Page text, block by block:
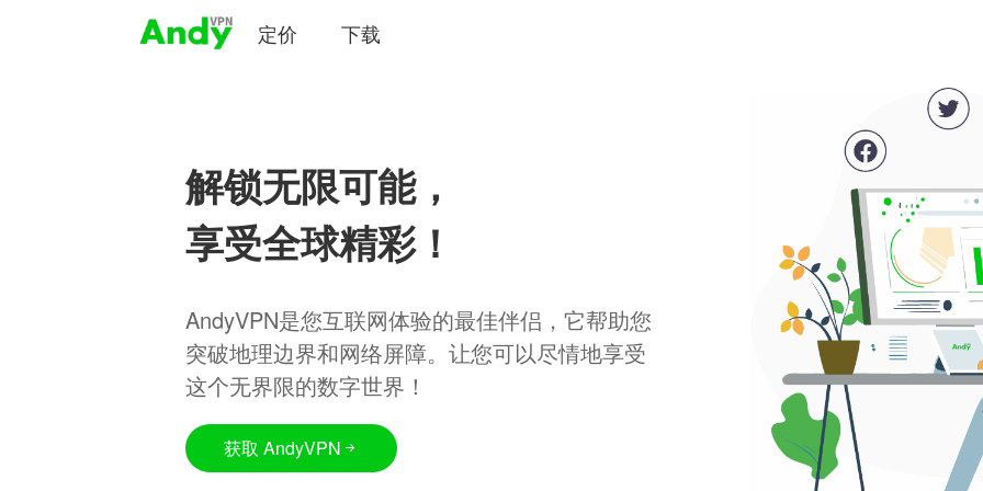
定价 下载
解锁无限可能，
享受全球精彩！
AndyVPN是您互联网体验的最佳伴侣，它帮助您
突破地理边界和网络屏障。让您可以尽情地享受
这个无界限的数字世界！
获取 AndyVPN